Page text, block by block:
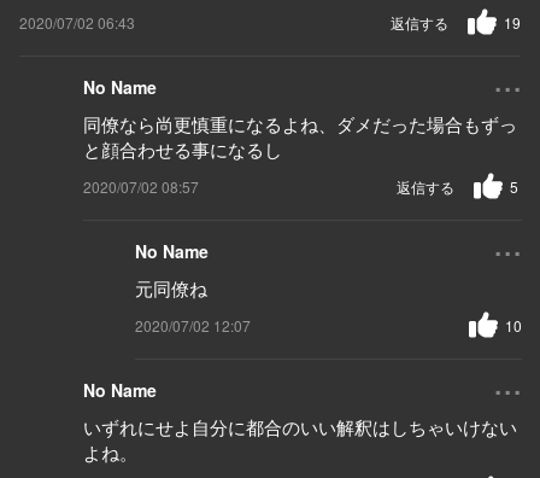
2020/07/02 06:43 19
返信する
No Name ...
同僚なら尚更慎重になるよね、ダメだった場合もずっ
と顔合わせる事になるし
2020/07/02 08:57 5
返信する
No Name ...
元同僚ね
2020/07/02 12:07 10
No Name ...
いずれにせよ自分に都合のいい解釈はしちゃいけない
よね。